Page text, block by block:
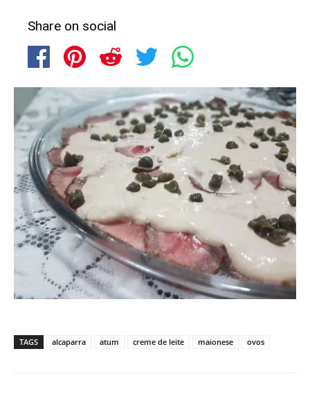
Share on social
TAGS alcaparra atum creme de leite maionese ovos